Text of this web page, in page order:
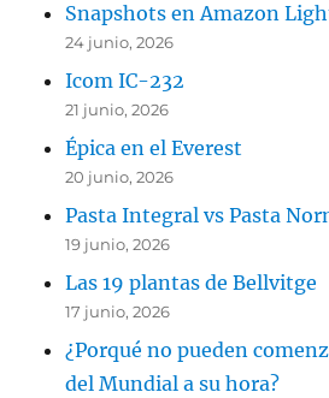
Snapshots en Amazon
24 junio, 2026
Icom IC-232
21 junio, 2026
Épica en el Everest
20 junio, 2026
Pasta Integral vs Pasta
19 junio, 2026
Las 19 plantas de Bellvitge
17 junio, 2026
¿Porqué no pueden
del Mundial a su hora?